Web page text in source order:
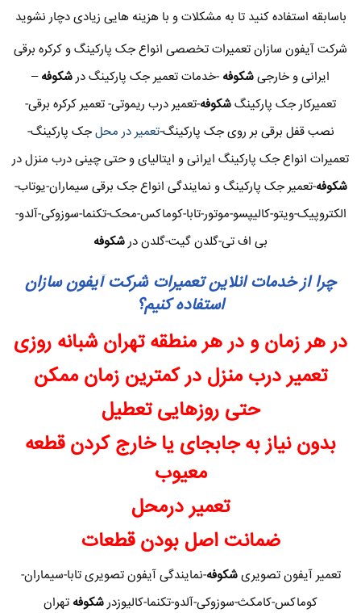
باسابقه استفاده کنید تا به مشکلات و با هزینه هایی زیادی دچار نشوید
شرکت آیفون سازان تعمیرات تخصصی انواع جک پارکینگ و کرکره برقی
ایرانی و خارجیشکوفه -خدمات تعمیر جک پارکینگ درشکوفه–
تعمیرکار جک پارکینگشکوفه-تعمیر درب ریموتی- تعمیر کرکره برقی-
نصب قفل برقی بر روی جک پارکینگ-تعمیر در محلجک پارکینگ-
تعمیرات انواع جک پارکینگ ایرانی و ایتالیای و حتی چینی درب منزل در
شکوفه-تعمیر جک پارکینگ و نمایندگی انواع جک برقی سیماران-یوتاب-
الکتروپیک-ویتو-کالیپسو-موتور-تابا-کوماکس-محک-تکنما-سوزوکی-آلدو-
بی اف تی-گلدن گیت-گلدن درشکوفه
چرا از خدمات انلاین تعمیرات شرکت آیفون سازان
استفاده کنیم؟
در هر زمان و در هر منطقه تهران شبانه روزی
تعمیر درب منزل در کمترین زمان ممکن
حتی روزهایی تعطیل
بدون نیاز به جابجای یا خارج کردن قطعه
معیوب
تعمیر درمحل
ضمانت اصل بودن قطعات
تعمیر آیفون تصویریشکوفه-نمایندگی آیفون تصویری تابا-سیماران-
کوماکس-کامکث-سوزوکی-آلدو-تکنما-کالیوزدرشکوفه تهران